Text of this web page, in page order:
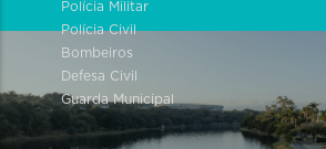
Polícia Militar
Polícia Civil
Bombeiros
Defesa Civil
Guarda Municipal